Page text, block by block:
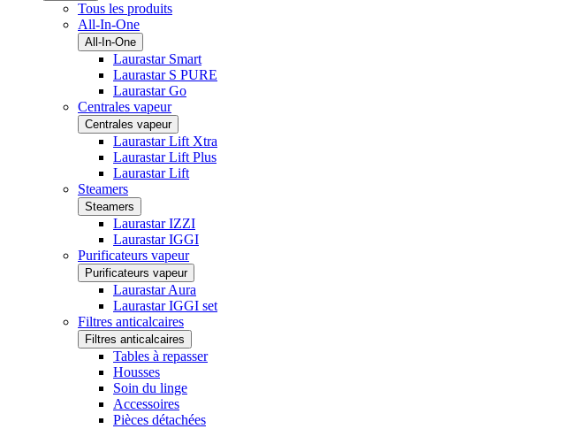
Tous les produits
All-In-One
All-In-One
Laurastar Smart
Laurastar S PURE
Laurastar Go
Centrales vapeur
Centrales vapeur
Laurastar Lift Xtra
Laurastar Lift Plus
Laurastar Lift
Steamers
Steamers
Laurastar IZZI
Laurastar IGGI
Purificateurs vapeur
Purificateurs vapeur
Laurastar Aura
Laurastar IGGI set
Filtres anticalcaires
Filtres anticalcaires
Tables à repasser
Housses
Soin du linge
Accessoires
Pièces détachées